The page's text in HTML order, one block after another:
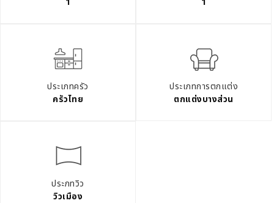
ประเภทครัว
ครัวไทย
ประเภทการตกแต่ง
ตกแต่งบางส่วน
ประภทวิว
วิวเมือง